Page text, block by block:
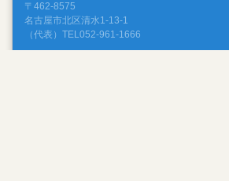
〒462-8575
名古屋市北区清水1-13-1
（代表）TEL052-961-1666